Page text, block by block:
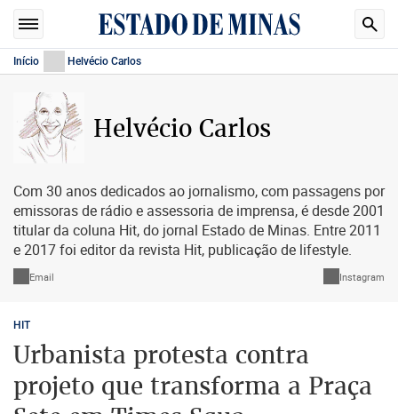
Início Helvécio Carlos
Helvécio Carlos
Com 30 anos dedicados ao jornalismo, com passagens por
emissoras de rádio e assessoria de imprensa, é desde 2001
titular da coluna Hit, do jornal Estado de Minas. Entre 2011
e 2017 foi editor da revista Hit, publicação de lifestyle.
Email Instagram
HIT
Urbanista protesta contra
projeto que transforma a Praça